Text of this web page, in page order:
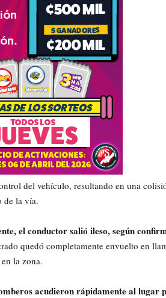
del vehículo, resultando en una
de la vía.
el conductor salió ileso, según
quedó completamente envuelto en
la zona.
acudieron rápidamente al lugar